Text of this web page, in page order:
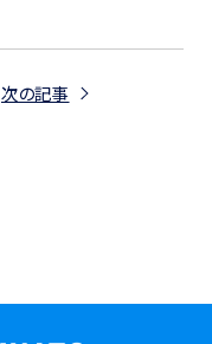
次の記事